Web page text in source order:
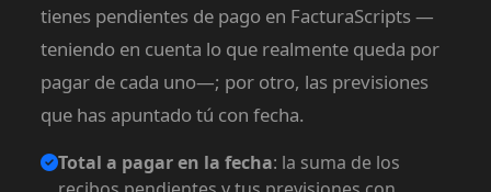
tienes pendientes de pago en FacturaScripts —
teniendo en cuenta lo que realmente queda por
pagar de cada uno—; por otro, las previsiones
que has apuntado tú con fecha.
Total a pagar en la fecha: la suma de los